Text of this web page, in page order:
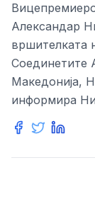
Александар
вршителката
Соединетите
Македонија,
информира